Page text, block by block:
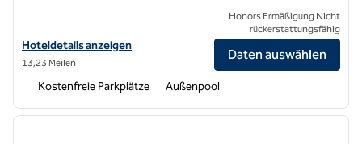
Hoteldetails für das Hilton Garden Inn San Mateo anzeigen
Hoteldetails anzeigen
13,23 Meilen
Honors Ermäßigung Nicht
rückerstattungsfähig
Daten auswählen
Kostenfreie Parkplätze Außenpool
1 von 12